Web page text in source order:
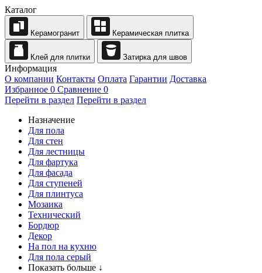
Каталог
Керамогранит Керамическая плитка
Клей для плитки Затирка для швов
Информация
О компании Контакты Оплата Гарантии Доставка
Избранное 0 Сравнение 0
Перейти в раздел Перейти в раздел
Назначение
Для пола
Для стен
Для лестницы
Для фартука
Для фасада
Для ступеней
Для плинтуса
Мозаика
Технический
Бордюр
Декор
На пол на кухню
Для пола серый
Показать больше ↓